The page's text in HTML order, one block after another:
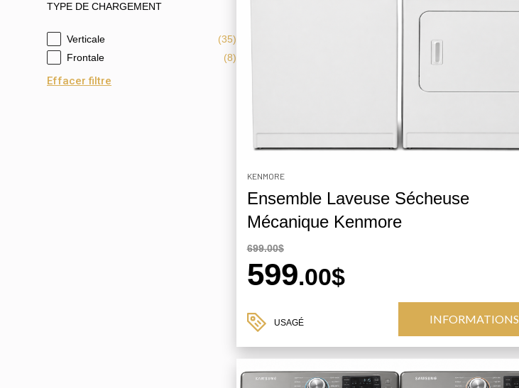
TYPE DE CHARGEMENT
TYPE DE CHARGEMENT
Verticale
(35)
Frontale
(8)
Effacer filtre
KENMORE
Ensemble Laveuse Sécheuse
Mécanique Kenmore
699.00$
599.00$
USAGÉ INFORMATIONS